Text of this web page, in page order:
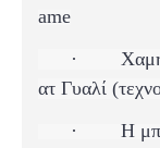
ame
·
ατ Γυαλί
·
Η